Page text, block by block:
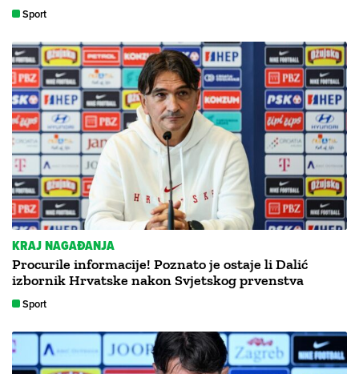
Sport
KRAJ NAGAĐANJA
Procurile informacije! Poznato je ostaje li Dalić
izbornik Hrvatske nakon Svjetskog prvenstva
Sport